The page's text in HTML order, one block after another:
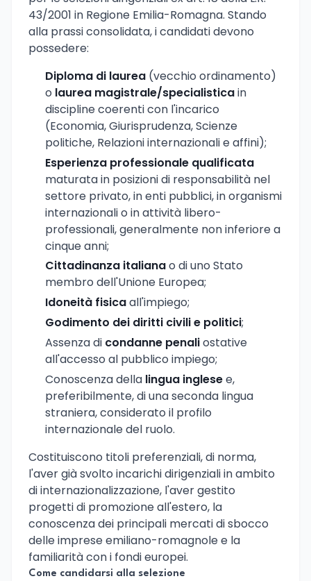
43/2001 in Regione Emilia-Romagna. Stando
alla prassi consolidata, i candidati devono
possedere:
Diploma di laurea (vecchio ordinamento)
o laurea magistrale/specialisticain
discipline coerenti con l'incarico
(Economia, Giurisprudenza, Scienze
politiche, Relazioni internazionali e affini);
Esperienza professionale qualificata
maturata in posizioni di responsabilità nel
settore privato, in enti pubblici, in organismi
internazionali o in attività libero-
professionali, generalmente non inferiore a
cinque anni;
Cittadinanza italianao di uno Stato
membro dell'Unione Europea;
Idoneità fisicaall'impiego;
Godimento dei diritti civili e politici;
Assenza di condanne penaliostative
all'accesso al pubblico impiego;
Conoscenza della lingua inglesee,
preferibilmente, di una seconda lingua
straniera, considerato il profilo
internazionale del ruolo.
Costituiscono titoli preferenziali, di norma,
l'aver già svolto incarichi dirigenziali in ambito
di internazionalizzazione, l'aver gestito
progetti di promozione all'estero, la
conoscenza dei principali mercati di sbocco
delle imprese emiliano-romagnole e la
familiarità con i fondi europei.
Come candidarsi alla selezione